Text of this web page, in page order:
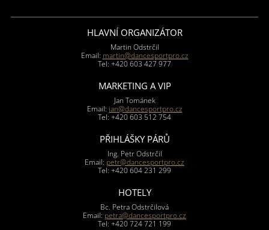
HLAVNÍ ORGANIZÁTOR
Martin Odstrčil
Email: martin@dancesportpro.cz
Tel: +420 603 427 977
MARKETING A VIP
Jan Tománek
Email: jan@dancesportpro.cz
Tel: +420 603 512 754
PŘIHLÁŠKY PÁRŮ
Ing. Petr Odstrčil
Email: petr@dancesportpro.cz
Tel: +420 604 231 299
HOTELY
Bc. Petra Odstrčilová
Email: petra@dancesportpro.cz
Tel: +420 724 721 199